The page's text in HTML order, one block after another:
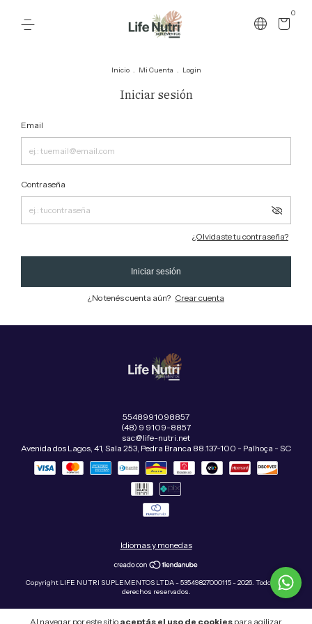
0
Al navegar por este sitio aceptás el uso de cookies para agilizar
Inicio . Mi Cuenta . Login
Iniciar sesión
Email
Contraseña
¿Olvidaste tu contraseña?
Iniciar sesión
¿No tenés cuenta aún? Crear cuenta
5548991098857
(48) 9 9109-8857
sac@life-nutri.net
Avenida dos Lagos, 41, Sala 253, Pedra Branca 88.137-100 - Palhoça - SC
Idiomas y monedas
Copyright LIFE NUTRI SUPLEMENTOS LTDA - 53549827000115 - 2026. Todos los
derechos reservados.